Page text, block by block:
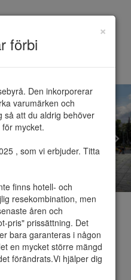
förbi
×
Den inkorporerar
varumärken och
så att du aldrig behöver
mycket.
, som vi erbjuder. Titta
finns hotell- och
resekombination, men
åren och
pris" prissättning. Det
bara garanteras i någon
en mycket större mängd
förändrats.Vi hjälper dig